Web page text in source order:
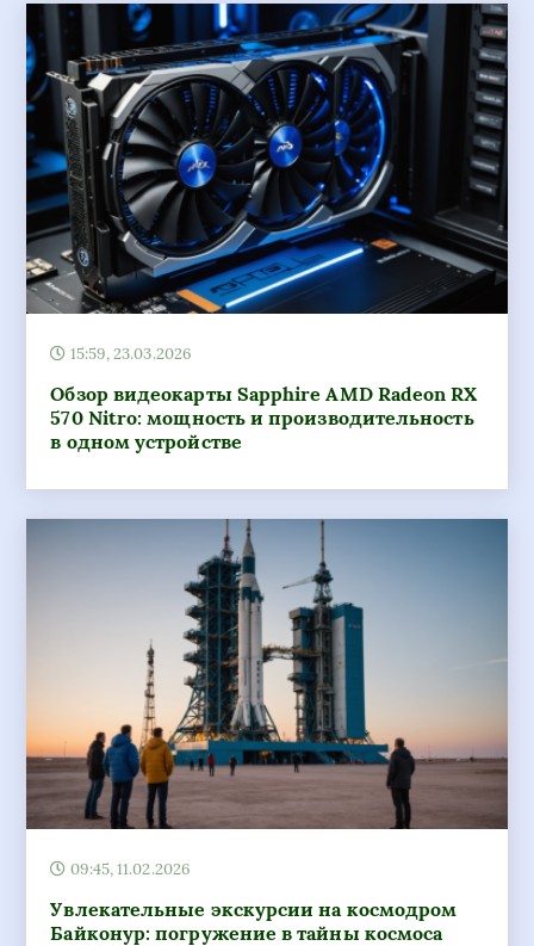
15:59, 23.03.2026
Обзор видеокарты Sapphire AMD Radeon RX
570 Nitro: мощность и производительность
в одном устройстве
09:45, 11.02.2026
Увлекательные экскурсии на космодром
Байконур: погружение в тайны космоса